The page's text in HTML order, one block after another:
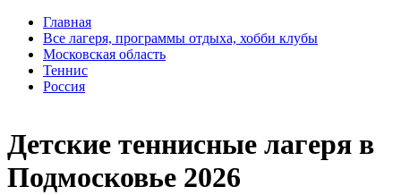
Главная
Все лагеря, программы отдыха, хобби клубы
Московская область
Теннис
Россия
Детские теннисные лагеря в
Подмосковье 2026